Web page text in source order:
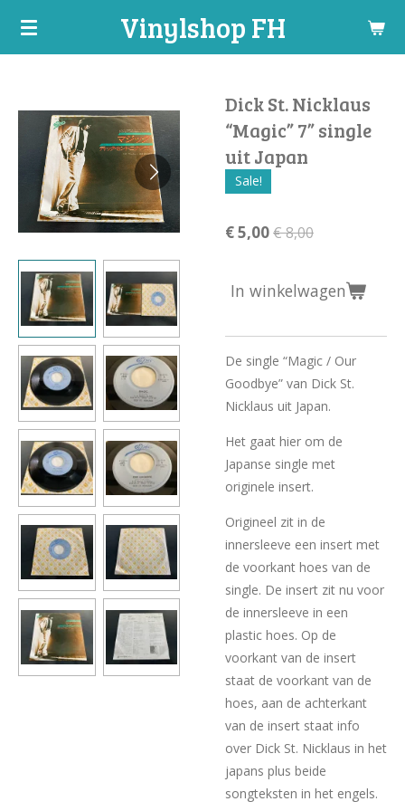
Ga
hoofdinhoud
Vinylshop FH
Dick St. Nicklaus
“Magic” 7” single
uit Japan
Sale!
€ 5,00€ 8,00
In winkelwagen
De single “Magic / Our
Goodbye” van Dick St.
Nicklaus uit Japan.
Het gaat hier om de
Japanse single met
originele insert.
Origineel zit in de
innersleeve een insert met
de voorkant hoes van de
single. De insert zit nu voor
de innersleeve in een
plastic hoes. Op de
voorkant van de insert
staat de voorkant van de
hoes, aan de achterkant
van de insert staat info
over Dick St. Nicklaus in het
japans plus beide
songteksten in het engels.